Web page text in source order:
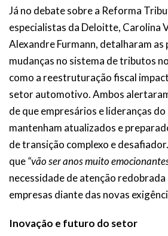
Já no debate sobre a Reforma
especialistas da Deloitte, Carolina
Alexandre Furmann, detalharam as
mudanças no sistema de tributos
como a reestruturação fiscal
setor automotivo. Ambos
de que empresários e lideranças
mantenham atualizados e
de transição complexo e
que“vão ser anos muito
necessidade de atenção
empresas diante das novas
Inovação e futuro do setor